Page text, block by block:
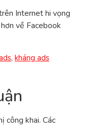
Internet hi vọng
về Facebook
, kháng ads
công khai. Các